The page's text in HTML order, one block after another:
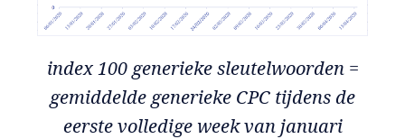
index 100 generieke sleutelwoorden =
gemiddelde generieke CPC tijdens de
eerste volledige week van januari